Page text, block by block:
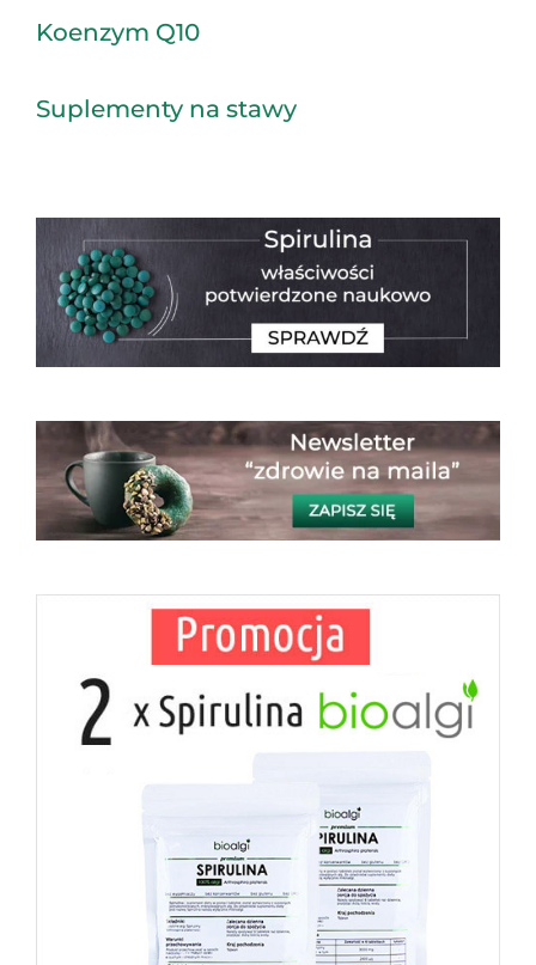
Koenzym Q10
Suplementy na stawy